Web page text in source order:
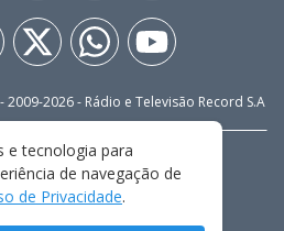
2009-2026- Rádio e Televisão Record S.A
CONOSCO
PRIVACIDADE
CONDIÇÕES DE USO
e tecnologia para
de navegação de
de Privacidade.